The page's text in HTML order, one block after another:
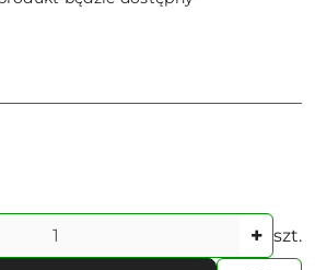
szt.